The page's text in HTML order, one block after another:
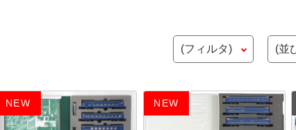
NEW NEW